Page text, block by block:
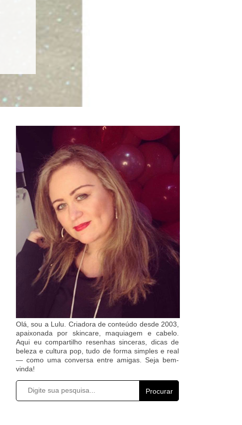
Olá, sou a Lulu. Criadora de conteúdo desde 2003,
apaixonada por skincare, maquiagem e cabelo.
Aqui eu compartilho resenhas sinceras, dicas de
beleza e cultura pop, tudo de forma simples e real
— como uma conversa entre amigas. Seja bem-
vinda!
Procurar